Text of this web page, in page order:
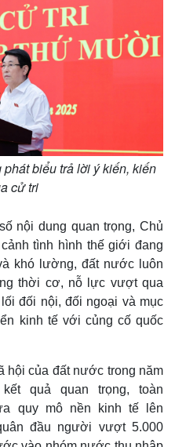
Thị trường
Giá vàng
Tỷ giá
Chứng khoán
Giá cà phê
biểu trả lời ý kiến, kiến
cử tri
nội dung quan trọng, Chủ
tình hình thế giới đang
khó lường, đất nước luôn
thời cơ, nỗ lực vượt qua
đối nội, đối ngoại và mục
kinh tế với củng cố quốc
hội của đất nước trong năm
quả quan trọng, toàn
quy mô nền kinh tế lên
đầu người vượt 5.000